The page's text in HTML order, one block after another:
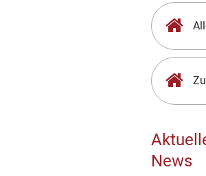
News